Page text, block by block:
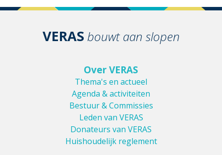
VERAS bouwt aan slopen
Over VERAS
Thema's en actueel
Agenda & activiteiten
Bestuur & Commissies
Leden van VERAS
Donateurs van VERAS
Huishoudelijk reglement